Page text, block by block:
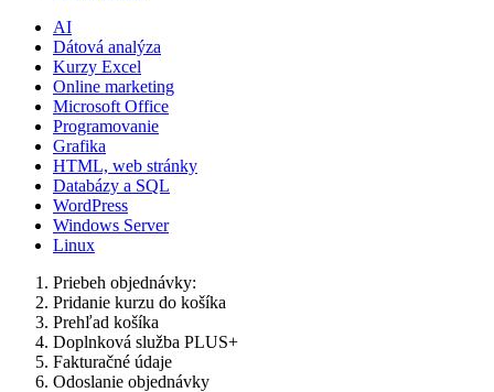
AI
Dátová analýza
Kurzy Excel
Online marketing
Microsoft Office
Programovanie
Grafika
HTML, web stránky
Databázy a SQL
WordPress
Windows Server
Linux
Priebeh objednávky:
Pridanie kurzu do košíka
Prehľad košíka
Doplnková služba PLUS+
Fakturačné údaje
Odoslanie objednávky